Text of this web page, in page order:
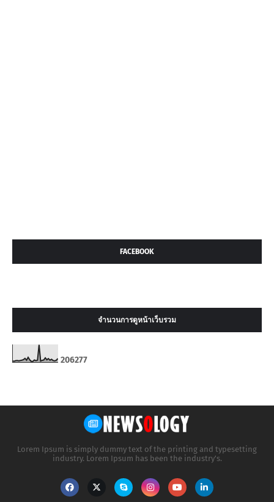
FACEBOOK
จำนวนการดูหน้าเว็บรวม
206277
Lorem Ipsum is simply dummy text of the printing and typesetting
industry. Lorem Ipsum has been the industry's.